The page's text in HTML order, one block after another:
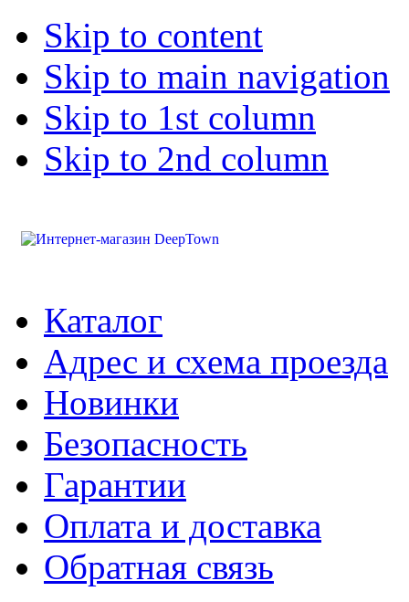
Skip to content
Skip to main navigation
Skip to 1st column
Skip to 2nd column
Каталог
Адрес и схема проезда
Новинки
Безопасность
Гарантии
Оплата и доставка
Обратная связь